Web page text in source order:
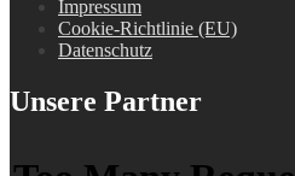
Impressum
Cookie-Richtlinie (EU)
Datenschutz
Unsere Partner